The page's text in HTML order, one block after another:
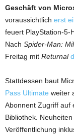
Geschäft von
voraussichtlich erst
feuert PlayStation-5-
Nach Spider-Man:
Freitag mit Returnal
Stattdessen baut
Pass Ultimate weiter
Abonnent Zugriff auf
Bibliothek.
Veröffentlichung